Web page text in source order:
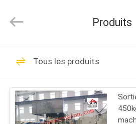
MAISON
DES
PRODUITS
LAIYI
PACKING
All
Reserved.
Machine de
revêtement
stratification
Produits
Tous les produits